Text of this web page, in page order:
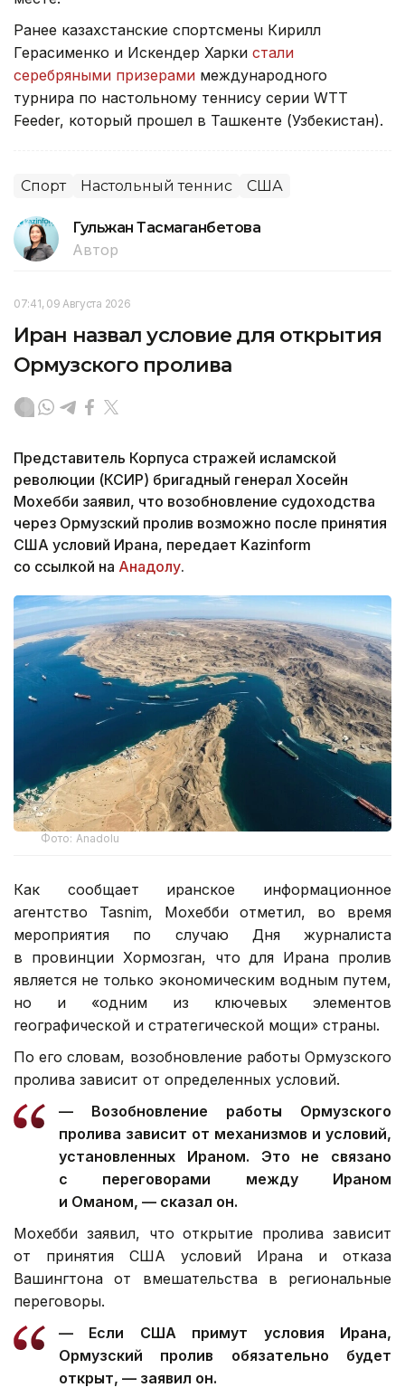
Ранее казахстанские спортсмены Кирилл
Герасименко и Искендер Харки стали
серебряными призерами международного
турнира по настольному теннису серии WTT
Feeder, который прошел в Ташкенте (Узбекистан).
Спорт Настольный теннис США
Гульжан Тасмаганбетова
Автор
07:41, 09 Августа 2026
Иран назвал условие для открытия
Ормузского пролива
Представитель Корпуса стражей исламской
революции (КСИР) бригадный генерал Хосейн
Мохебби заявил, что возобновление судоходства
через Ормузский пролив возможно после принятия
США условий Ирана, передает Kazinform
со ссылкой на Анадолу.
Фото: Anadolu
Как сообщает иранское информационное
агентство Tasnim, Мохебби отметил, во время
мероприятия по случаю Дня журналиста
в провинции Хормозган, что для Ирана пролив
является не только экономическим водным путем,
но и «одним из ключевых элементов
географической и стратегической мощи» страны.
По его словам, возобновление работы Ормузского
пролива зависит от определенных условий.
— Возобновление работы Ормузского
пролива зависит от механизмов и условий,
установленных Ираном. Это не связано
с переговорами между Ираном
и Оманом, — сказал он.
Мохебби заявил, что открытие пролива зависит
от принятия США условий Ирана и отказа
Вашингтона от вмешательства в региональные
переговоры.
— Если США примут условия Ирана,
Ормузский пролив обязательно будет
открыт, — заявил он.